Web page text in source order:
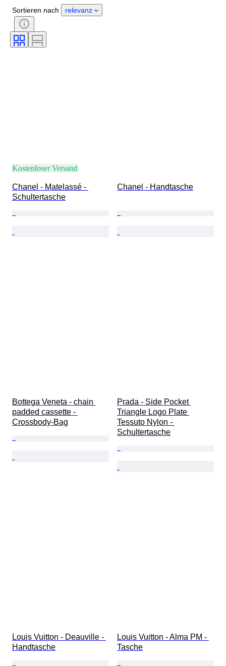
Geschlecht
Zustand
Zertifikat
Farbe
Accessoires enthalten
Epoche
Sortieren nach relevanz
Kostenloser Versand
Chanel - Matelassé -
Schultertasche
Chanel - Handtasche
Bottega Veneta - chain
padded cassette -
Crossbody-Bag
Prada - Side Pocket
Triangle Logo Plate
Tessuto Nylon -
Schultertasche
Louis Vuitton - Deauville -
Handtasche
Louis Vuitton - Alma PM -
Tasche